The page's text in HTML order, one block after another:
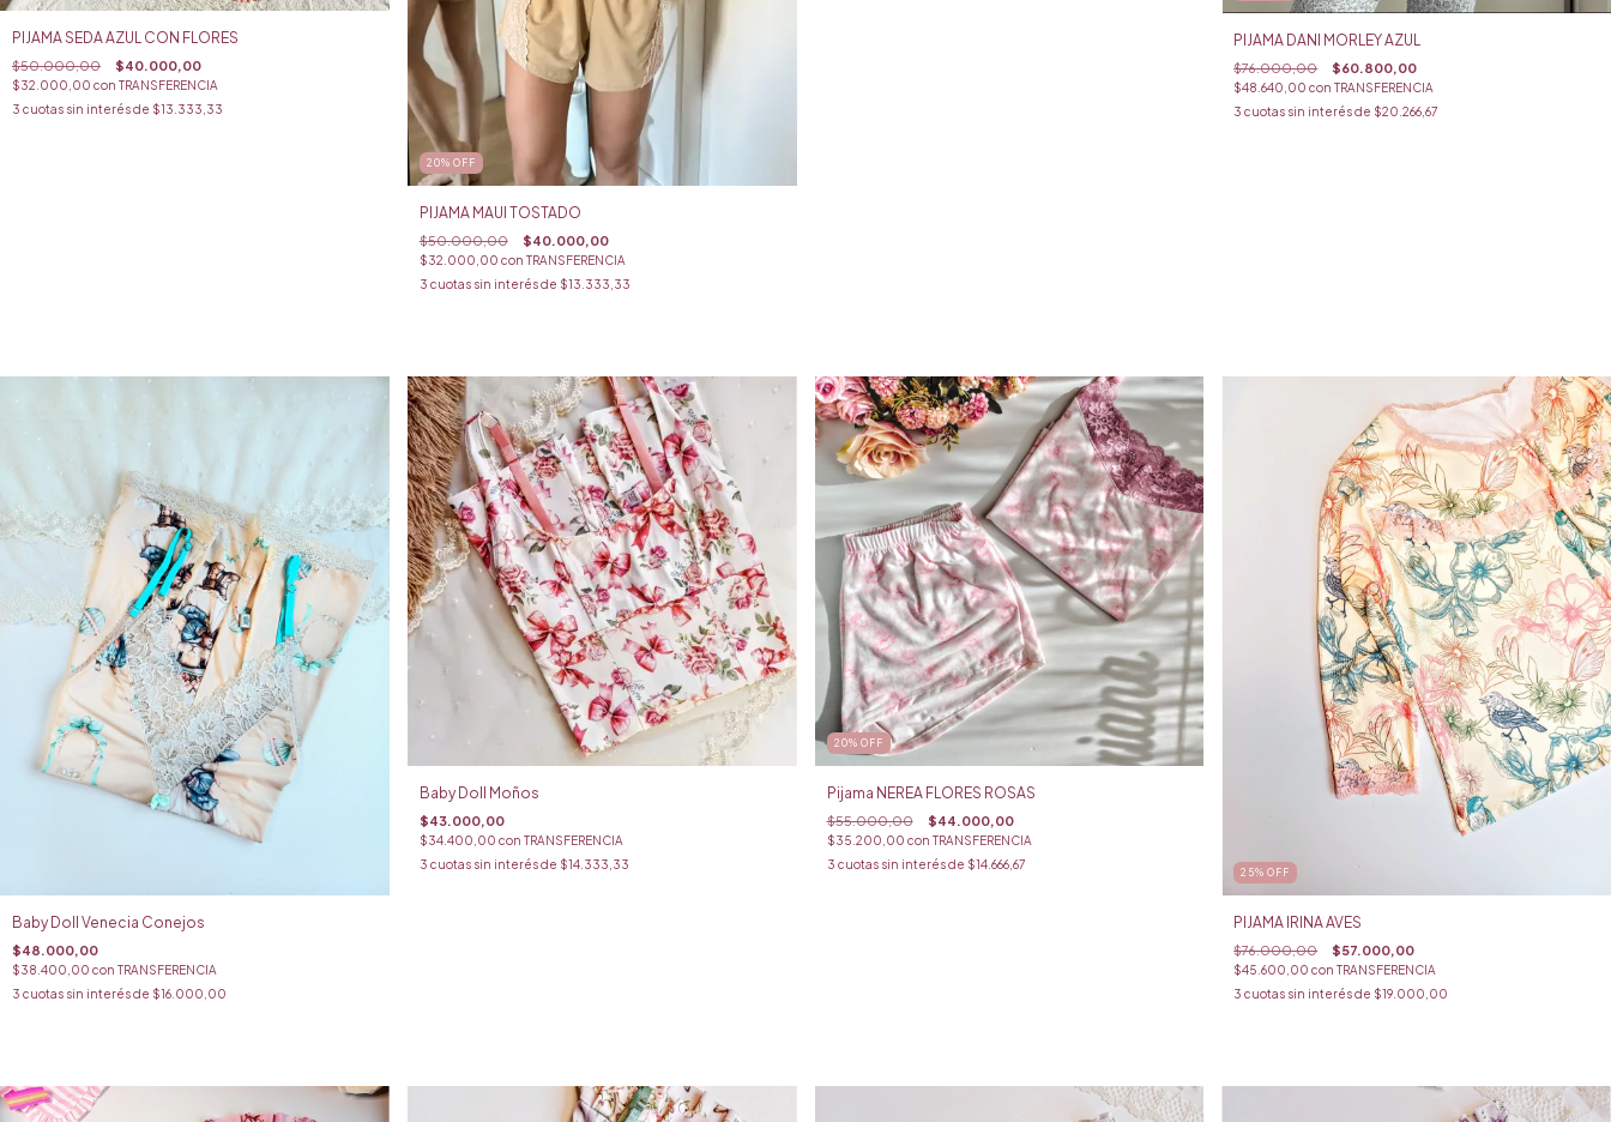
PIJAMA SEDA AZUL CON FLORES
$50.000,00 $40.000,00
$32.000,00 con TRANSFERENCIA
3 cuotas sin interés de $13.333,33
20% OFF
PIJAMA MAUI TOSTADO
$50.000,00 $40.000,00
$32.000,00 con TRANSFERENCIA
3 cuotas sin interés de $13.333,33
PIJAMA DANI MORLEY AZUL
$76.000,00 $60.800,00
$48.640,00con TRANSFERENCIA
3 cuotas sin interés de $20.266,67
Baby Doll Venecia Conejos
$48.000,00
$38.400,00 con TRANSFERENCIA
3 cuotas sin interés de $16.000,00
Baby Doll Moños
$43.000,00
$34.400,00 con TRANSFERENCIA
3 cuotas sin interés de $14.333,33
20% OFF
Pijama NEREA FLORES ROSAS
$55.000,00 $44.000,00
$35.200,00 con TRANSFERENCIA
3 cuotas sin interés de $14.666,67
25%OFF
PIJAMA IRINA AVES
$76.000,00 $57.000,00
$45.600,00con TRANSFERENCIA
3 cuotas sin interés de $19.000,00